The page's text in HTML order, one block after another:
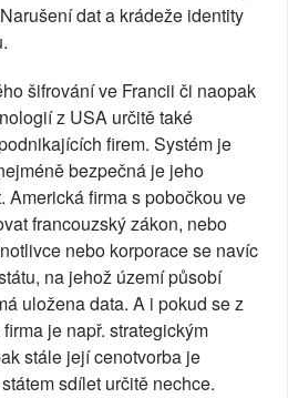
dat a krádeže identity
šifrování ve Francii či naopak
z USA určitě také
firem. Systém je
bezpečná je jeho
Americká firma s pobočkou ve
francouzský zákon, nebo
nebo korporace se navíc
na jehož území působí
uložena data. A i pokud se z
je např. strategickým
stále její cenotvorba je
sdílet určitě nechce.